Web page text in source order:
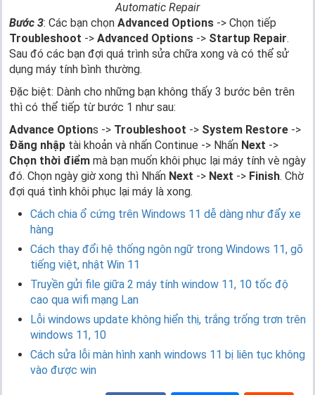
Automatic Repair
Bước 3: Các bạn chọn Advanced Options -> Chọn tiếp
Troubleshoot -> Advanced Options -> Startup Repair.
Sau đó các bạn đợi quá trình sửa chữa xong và có thể sử
dụng máy tính bình thường.
Đặc biệt: Dành cho những bạn không thấy 3 bước bên trên
thì có thể tiếp từ bước 1 như sau:
Advance Options -> Troubleshoot -> System Restore ->
Đăng nhập tài khoản và nhấn Continue -> Nhấn Next ->
Chọn thời điểm mà bạn muốn khôi phục lại máy tính vè ngày
đó. Chọn ngày giờ xong thì Nhấn Next -> Next -> Finish. Chờ
đợi quá tình khôi phục lại máy là xong.
Cách chia ổ cứng trên Windows 11 dễ dàng như đẩy xe
hàng
Cách thay đổi hệ thống ngôn ngữ trong Windows 11, gõ
tiếng việt, nhật Win 11
Truyền gửi file giữa 2 máy tính window 11, 10 tốc độ
cao qua wifi mạng Lan
Lỗi windows update không hiển thị, trắng trống trơn trên
windows 11, 10
Cách sửa lỗi màn hình xanh windows 11 bị liên tục không
vào được win